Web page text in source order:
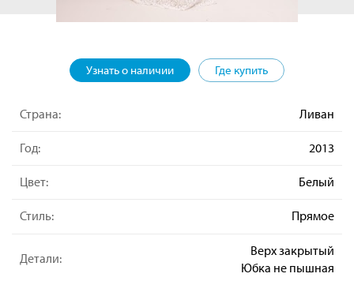
Узнать о наличии Где купить
Страна: Ливан
Год: 2013
Цвет: Белый
Стиль: Прямое
Детали:
Верх закрытый
Юбка не пышная